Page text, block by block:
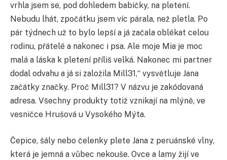
vrhla jsem se, pod dohledem babičky, na pletení.
Nebudu lhát, zpočátku jsem víc párala, než pletla. Po
pár týdnech už to bylo lepší a já začala oblékat celou
rodinu, přátelé a nakonec i psa. Ale moje Mia je moc
malá a láska k pletení příliš velká. Nakonec mi partner
dodal odvahu a já si založila Mill31,“ vysvětluje Jana
začátky značky. Proč Mill31? V názvu je zakódovaná
adresa. Všechny produkty totiž vznikají na mlýně, ve
vesničce Hrušová u Vysokého Mýta.
Čepice, šály nebo čelenky plete Jana z peruánské vlny,
která je jemná a vůbec nekouše. Ovce a lamy žijí ve